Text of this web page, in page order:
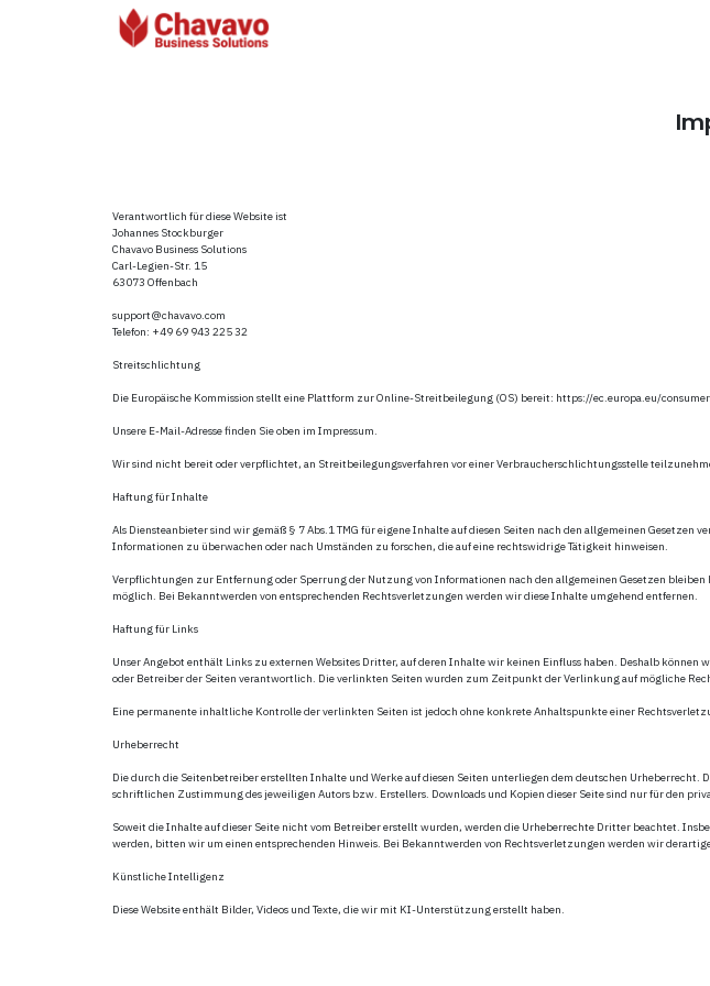
Verantwortlich für diese Website ist
Johannes Stockburger
Chavavo Business Solutions
Carl-Legien-Str. 15
63073 Offenbach
support@chavavo.com
Telefon: +49 69 943 225 32
Streitschlichtung
Die Europäische Kommission stellt eine Plattform zur Online-Streitbeilegung (OS) bereit: https://ec.europa.eu/
Unsere E-Mail-Adresse finden Sie oben im Impressum.
Wir sind nicht bereit oder verpflichtet, an Streitbeilegungsverfahren vor einer Verbraucherschlichtungsstelle
Haftung für Inhalte
Als Diensteanbieter sind wir gemäß § 7 Abs.1 TMG für eigene Inhalte auf diesen Seiten nach den allgemeinen
Informationen zu überwachen oder nach Umständen zu forschen, die auf eine rechtswidrige Tätigkeit hinweisen.
Verpflichtungen zur Entfernung oder Sperrung der Nutzung von Informationen nach den allgemeinen Gesetzen
möglich. Bei Bekanntwerden von entsprechenden Rechtsverletzungen werden wir diese Inhalte umgehend entfernen.
Haftung für Links
Unser Angebot enthält Links zu externen Websites Dritter, auf deren Inhalte wir keinen Einfluss haben. Deshalb
oder Betreiber der Seiten verantwortlich. Die verlinkten Seiten wurden zum Zeitpunkt der Verlinkung auf mögliche
Eine permanente inhaltliche Kontrolle der verlinkten Seiten ist jedoch ohne konkrete Anhaltspunkte einer
Urheberrecht
Die durch die Seitenbetreiber erstellten Inhalte und Werke auf diesen Seiten unterliegen dem deutschen
schriftlichen Zustimmung des jeweiligen Autors bzw. Erstellers. Downloads und Kopien dieser Seite sind nur für den
Soweit die Inhalte auf dieser Seite nicht vom Betreiber erstellt wurden, werden die Urheberrechte Dritter beachtet.
werden, bitten wir um einen entsprechenden Hinweis. Bei Bekanntwerden von Rechtsverletzungen werden wir
Künstliche Intelligenz
Diese Website enthält Bilder, Videos und Texte, die wir mit KI-Unterstützung erstellt haben.